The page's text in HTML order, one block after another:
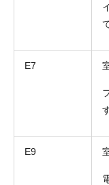
E7
E9
(ご選択ください)